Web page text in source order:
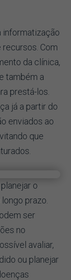
informatização
Com
da clínica,
também a
prestá-los.
já a partir do
enviados ao
que
o
prazo.
ser
no
avaliar,
ou planejar